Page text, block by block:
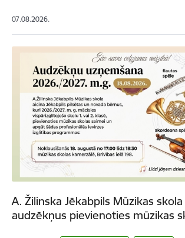
07.08.2026.
A. Žilinska Jēkabpils Mūzikas skola
audzēkņus pievienoties mūzikas